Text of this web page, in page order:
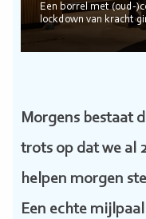
Een borrel met (oud-
lockdown van kracht
Morgens bestaat
trots op dat we al
helpen morgen
Een echte